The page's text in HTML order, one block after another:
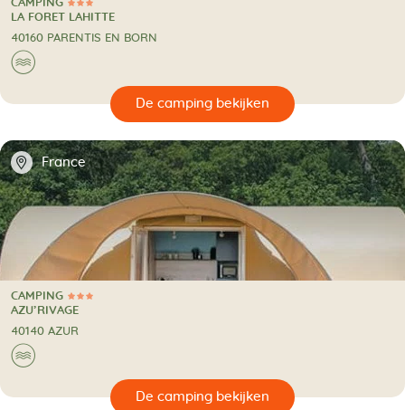
3 Sterren
CAMPING
CAMPING
LA FORET LAHITTE
40160 PARENTIS EN BORN
🌊
🔍
📍 France
3 Sterren
CAMPING
CAMPING
AZU’RIVAGE
40140 AZUR
🌊
🔍